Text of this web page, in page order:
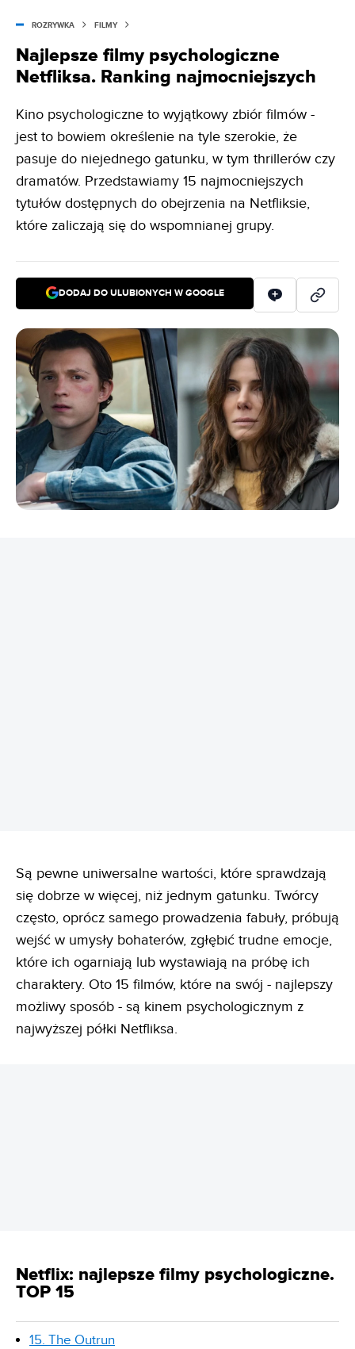
ROZRYWKA FILMY
Najlepsze filmy psychologiczne
Netfliksa. Ranking najmocniejszych
Kino psychologiczne to wyjątkowy zbiór filmów -
jest to bowiem określenie na tyle szerokie, że
pasuje do niejednego gatunku, w tym thrillerów czy
dramatów. Przedstawiamy 15 najmocniejszych
tytułów dostępnych do obejrzenia na Netfliksie,
które zaliczają się do wspomnianej grupy.
DODAJ DO ULUBIONYCH W GOOGLE
Są pewne uniwersalne wartości, które sprawdzają
się dobrze w więcej, niż jednym gatunku. Twórcy
często, oprócz samego prowadzenia fabuły, próbują
wejść w umysły bohaterów, zgłębić trudne emocje,
które ich ogarniają lub wystawiają na próbę ich
charaktery. Oto 15 filmów, które na swój - najlepszy
możliwy sposób - są kinem psychologicznym z
najwyższej półki Netfliksa.
Netflix: najlepsze filmy psychologiczne.
TOP 15
15. The Outrun